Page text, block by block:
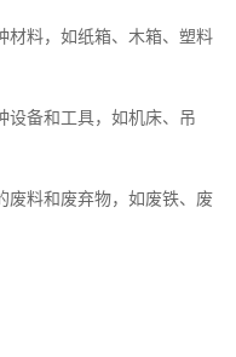
材料，如纸箱、木箱、塑料
设备和工具，如机床、吊
废料和废弃物，如废铁、废